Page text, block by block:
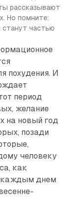
рассказывают
Но помните:
частью
похудения. И
период
желание
на новый год
позади
человеку
как
каждым днем